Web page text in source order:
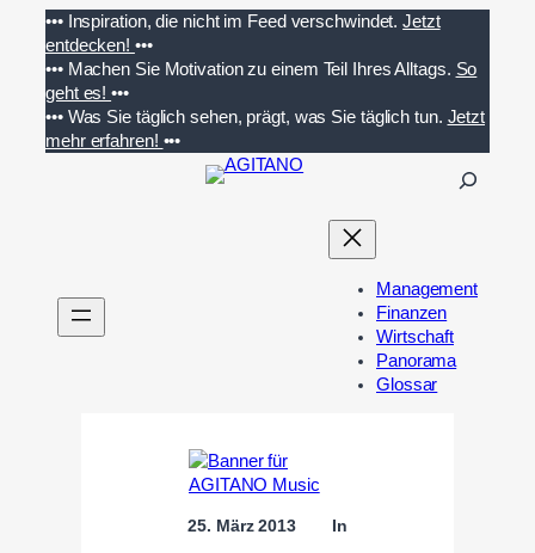
Inhalt
springen
••• Inspiration, die nicht im Feed verschwindet. Jetzt
entdecken! •••
••• Machen Sie Motivation zu einem Teil Ihres Alltags. So
geht es!•••
••• Was Sie täglich sehen, prägt, was Sie täglich tun. Jetzt
mehr erfahren! •••
n
Management
Finanzen
Wirtschaft
Panorama
Glossar
25. März 2013 In